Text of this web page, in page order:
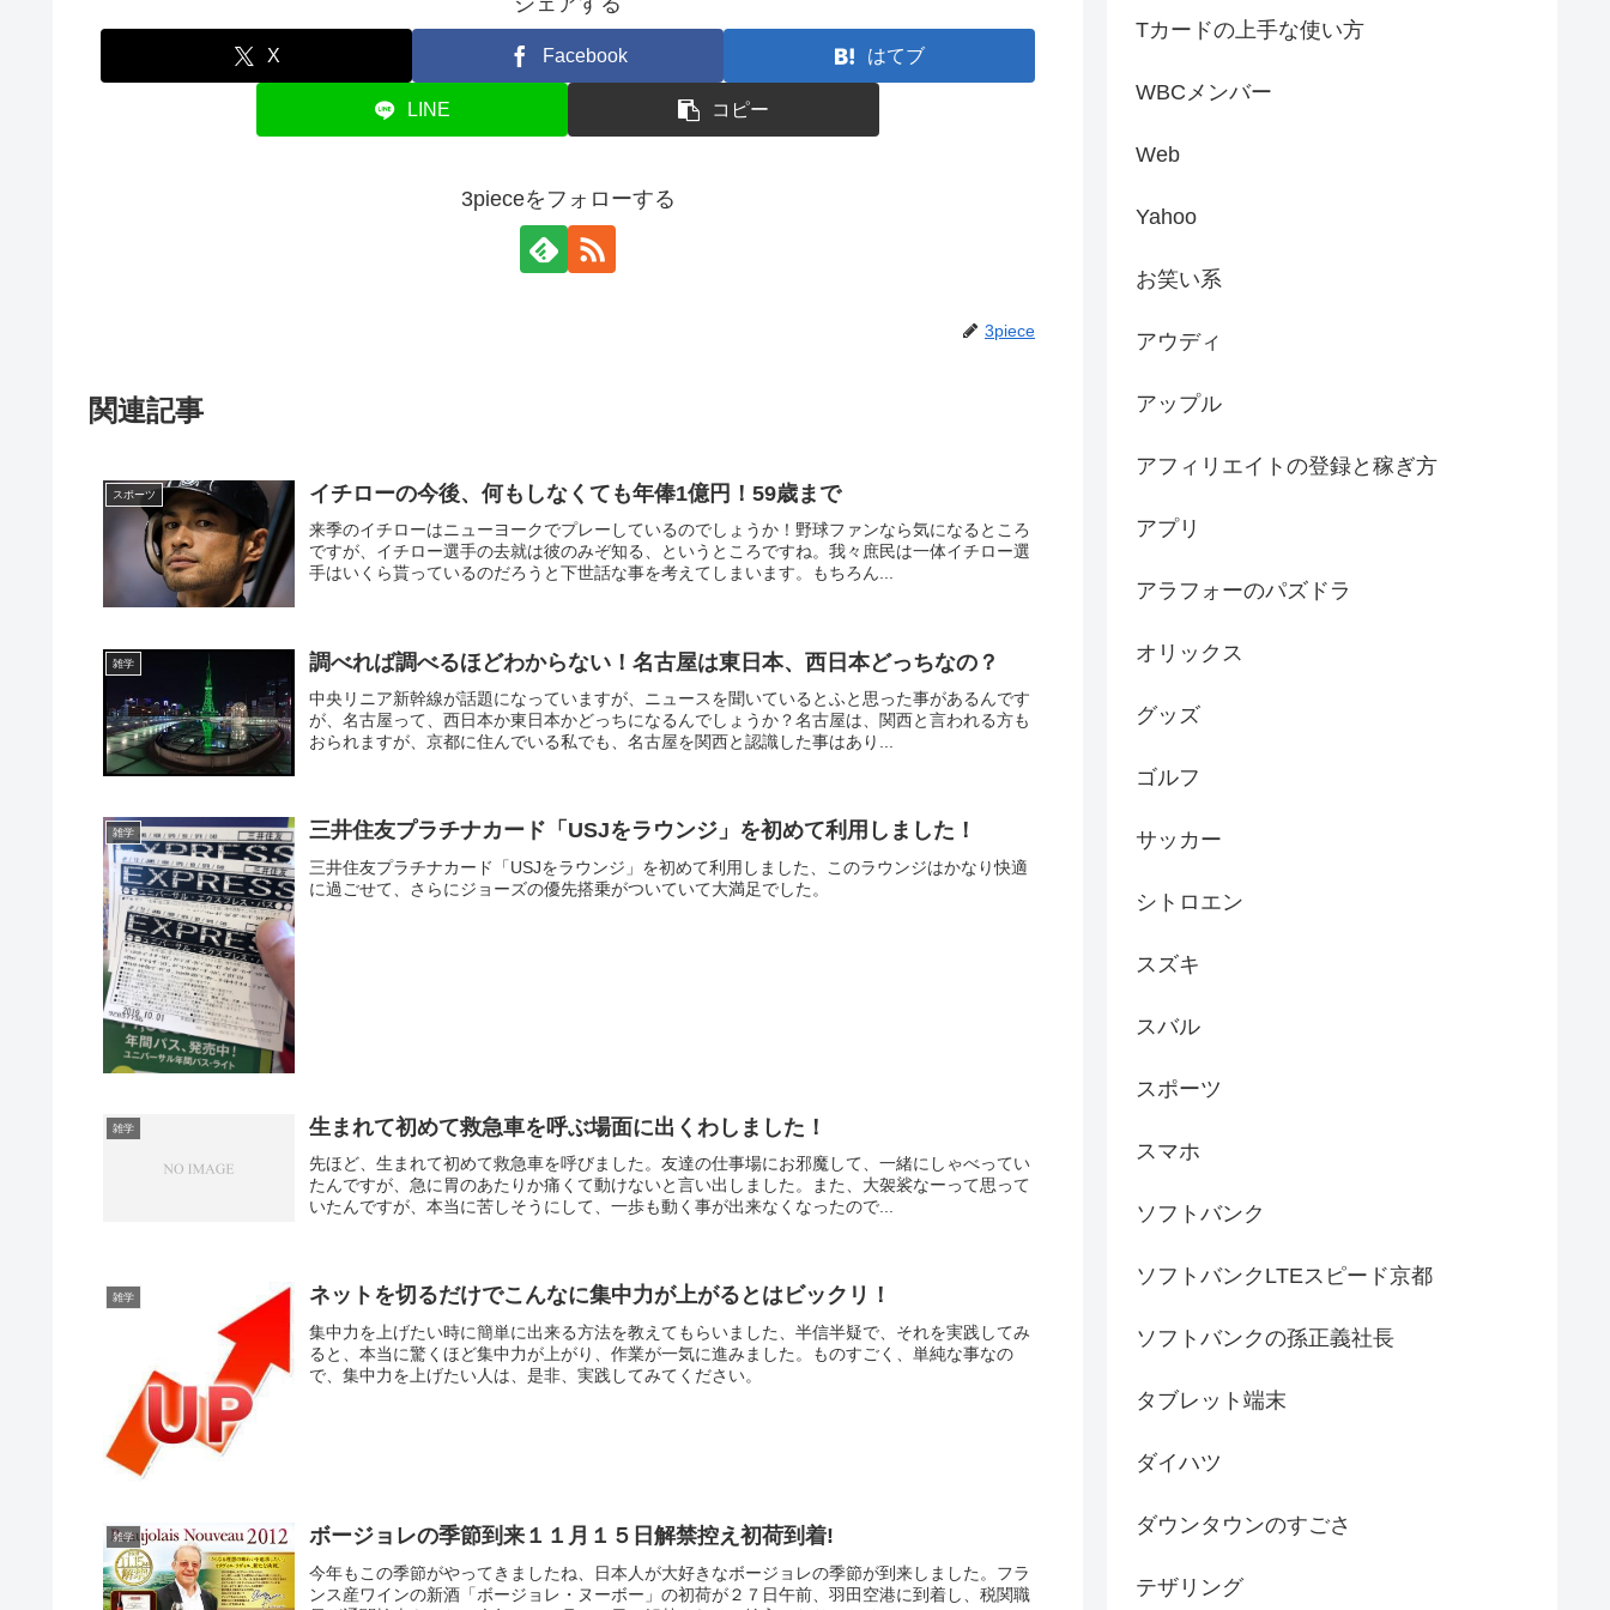
X Facebook はてブ
LINE コピー
3pieceをフォローする
3piece
関連記事
スポーツ イチローの今後、何もしなくても年俸1億円！59歳まで
来季のイチローはニューヨークでプレーしているのでしょうか！野球ファンなら気になるところ
ですが、イチロー選手の去就は彼のみぞ知る、というところですね。我々庶民は一体イチロー選
手はいくら貰っているのだろうと下世話な事を考えてしまいます。もちろん...
雑学 調べれば調べるほどわからない！名古屋は東日本、西日本どっちなの？
中央リニア新幹線が話題になっていますが、ニュースを聞いているとふと思った事があるんです
が、名古屋って、西日本か東日本かどっちになるんでしょうか？名古屋は、関西と言われる方も
おられますが、京都に住んでいる私でも、名古屋を関西と認識した事はあり...
雑学 三井住友プラチナカード「USJをラウンジ」を初めて利用しました！
三井住友プラチナカード「USJをラウンジ」を初めて利用しました、このラウンジはかなり快適
に過ごせて、さらにジョーズの優先搭乗がついていて大満足でした。
雑学 生まれて初めて救急車を呼ぶ場面に出くわしました！
先ほど、生まれて初めて救急車を呼びました。友達の仕事場にお邪魔して、一緒にしゃべってい
たんですが、急に胃のあたりか痛くて動けないと言い出しました。また、大袈裟なーって思って
いたんですが、本当に苦しそうにして、一歩も動く事が出来なくなったので...
雑学 ネットを切るだけでこんなに集中力が上がるとはビックリ！
集中力を上げたい時に簡単に出来る方法を教えてもらいました、半信半疑で、それを実践してみ
ると、本当に驚くほど集中力が上がり、作業が一気に進みました。ものすごく、単純な事なの
で、集中力を上げたい人は、是非、実践してみてください。
雑学 ボージョレの季節到来１１月１５日解禁控え初荷到着!
今年もこの季節がやってきましたね、日本人が大好きなボージョレの季節が到来しました。フラ
ンス産ワインの新酒「ボージョレ・ヌーボー」の初荷が２７日午前、羽田空港に到着し、税関職
Tカードの上手な使い方
WBCメンバー
Web
Yahoo
お笑い系
アウディ
アップル
アフィリエイトの登録と稼ぎ方
アプリ
アラフォーのパズドラ
オリックス
グッズ
ゴルフ
サッカー
シトロエン
スズキ
スバル
スポーツ
スマホ
ソフトバンク
ソフトバンクLTEスピード京都
ソフトバンクの孫正義社長
タブレット端末
ダイハツ
ダウンタウンのすごさ
テザリング